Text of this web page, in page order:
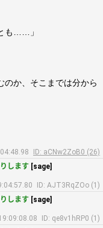
も……」
のか、そこまでは分から
ID: aCNw2ZoB0 (26)
します [sage]
ID: AJT3RqZOo (1)
します [sage]
ID: qe8v1hRP0 (1)